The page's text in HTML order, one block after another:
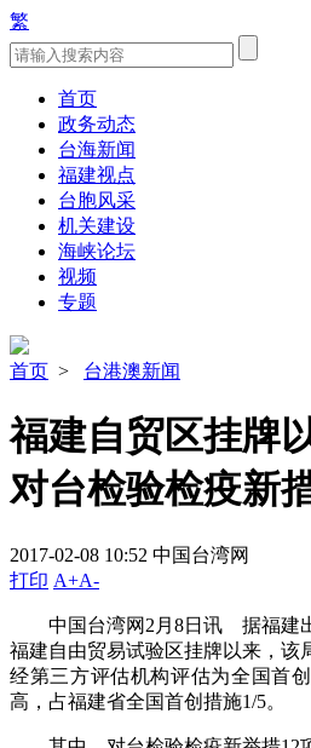
繁
首页
政务动态
台海新闻
福建视点
台胞风采
机关建设
海峡论坛
视频
专题
首页 > 台港澳新闻
福建自贸区挂牌
对台检验检疫新
2017-02-08 10:52 中国台湾网
打印 A+A-
中国台湾网2月8日讯 据福建出
福建自由贸易试验区挂牌以来，该
经第三方评估机构评估为全国首
高，占福建省全国首创措施1/5。